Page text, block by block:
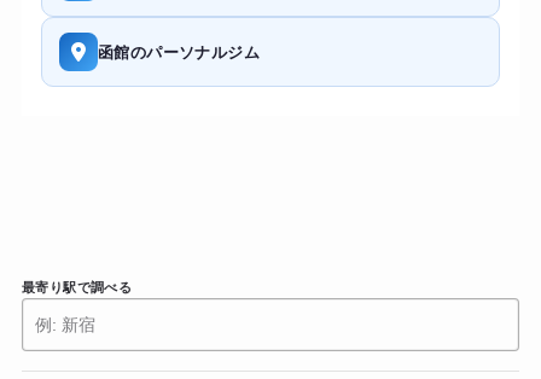
函館のパーソナルジム
最寄り駅で調べる